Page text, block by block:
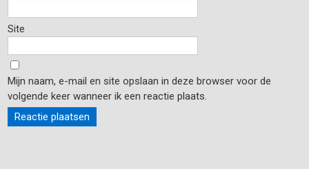
Site
Mijn naam, e-mail en site opslaan in deze browser voor de
volgende keer wanneer ik een reactie plaats.